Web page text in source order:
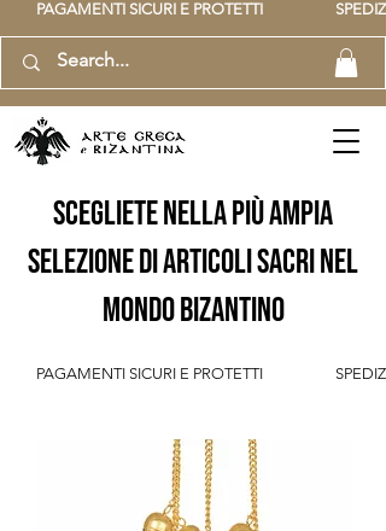
PAGAMENTI SICURI E PROTETTI
scegliete nella più ampia
selezione di articoli sacri nel
mondo bizantino
PAGAMENTI SICURI E PROTETTI